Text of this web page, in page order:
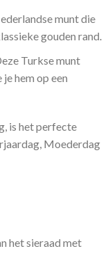
munt die
gouden rand.
Turkse munt
hem op een
is het perfecte
Moederdag
het sieraad met